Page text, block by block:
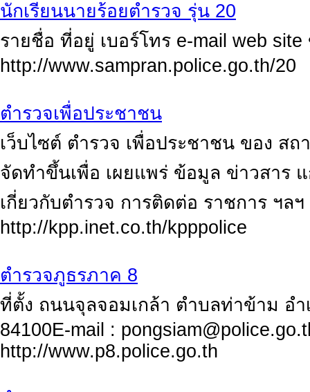
นักเรียนนายร้อยตำรวจ รุ่น 20
รายชื่อ ที่อยู่ เบอร์โทร e-mail web
http://www.sampran.police.go.th/20
ตำรวจเพื่อประชาชน
เว็บไซต์ ตำรวจ เพื่อประชาชน ของ สถ
จัดทำขึ้นเพื่อ เผยแพร่ ข้อมูล ข่าวสาร
เกี่ยวกับตำรวจ การติดต่อ ราชการ ฯลฯ
http://kpp.inet.co.th/kpppolice
ตำรวจภูธรภาค 8
ที่ตั้ง ถนนจุลจอมเกล้า ตำบลท่าข้าม อ
84100E-mail :
http://www.p8.police.go.th